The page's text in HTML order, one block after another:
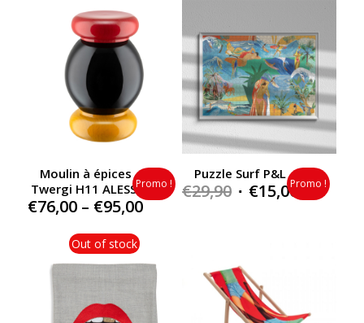
Moulin à épices
Twergi H11 ALESSI
€76,00 – €95,00Price
through
€95,00
Promo !
Puzzle Surf P&L
€29,90 Original
€15,00Current
Promo !
Out of stock